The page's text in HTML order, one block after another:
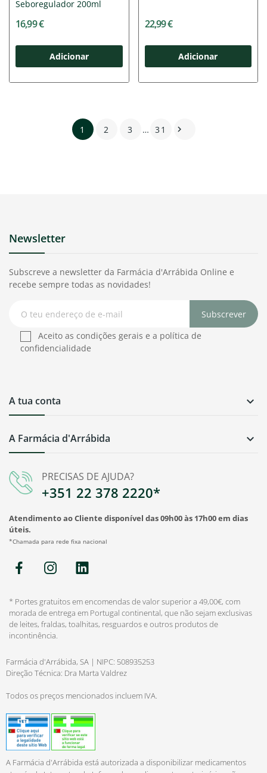
Seboregulador 200ml
16,99 €
Adicionar
22,99 €
Adicionar
1 2 3 … 31 
PRECISAS DE AJUDA?
+351 22 378 2220*
Atendimento ao Cliente disponível das 09h00 às 17h00 em dias
úteis.
*Chamada para rede fixa nacional
A Farmácia d'Arrábida 
A tua conta 
Newsletter
Subscreve a newsletter da Farmácia d'Arrábida Online e
recebe sempre todas as novidades!
Subscrever
Aceito as condições gerais e a política de
confidencialidade
* Portes gratuitos em encomendas de valor superior a 49,00€, com
morada de entrega em Portugal continental, que não sejam exclusivas
de leites, fraldas, toalhitas, resguardos e outros produtos de
incontinência.
Farmácia d'Arrábida, SA | NIPC: 508935253
Direção Técnica: Dra Marta Valdrez
Todos os preços mencionados incluem IVA.
A Farmácia d'Arrábida está autorizada a disponibilizar medicamentos